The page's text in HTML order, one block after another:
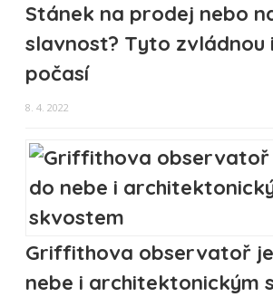
Stánek na prodej nebo
slavnost? Tyto zvládnou
počasí
8. 4. 2022
Griffithova observatoř
nebe i architektonickým